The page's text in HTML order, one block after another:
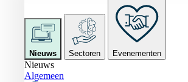
Nieuws Sectoren Evenementen
Nieuws
Algemeen